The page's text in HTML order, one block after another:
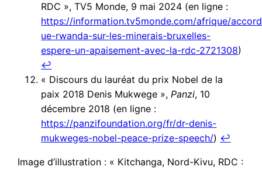
RDC », TV5 Monde, 9 mai 2024 (en ligne :
https://information.tv5monde.com/afrique/
ue-rwanda-sur-les-minerais-bruxelles-
espere-un-apaisement-avec-la-rdc-2721308)
↩︎
« Discours du lauréat du prix Nobel de la
paix 2018 Denis Mukwege »,Panzi, 10
décembre 2018 (en ligne :
https://panzifoundation.org/fr/dr-denis-
mukweges-nobel-peace-prize-speech/) ↩︎
Image d’illustration : « Kitchanga, Nord-Kivu, RDC :